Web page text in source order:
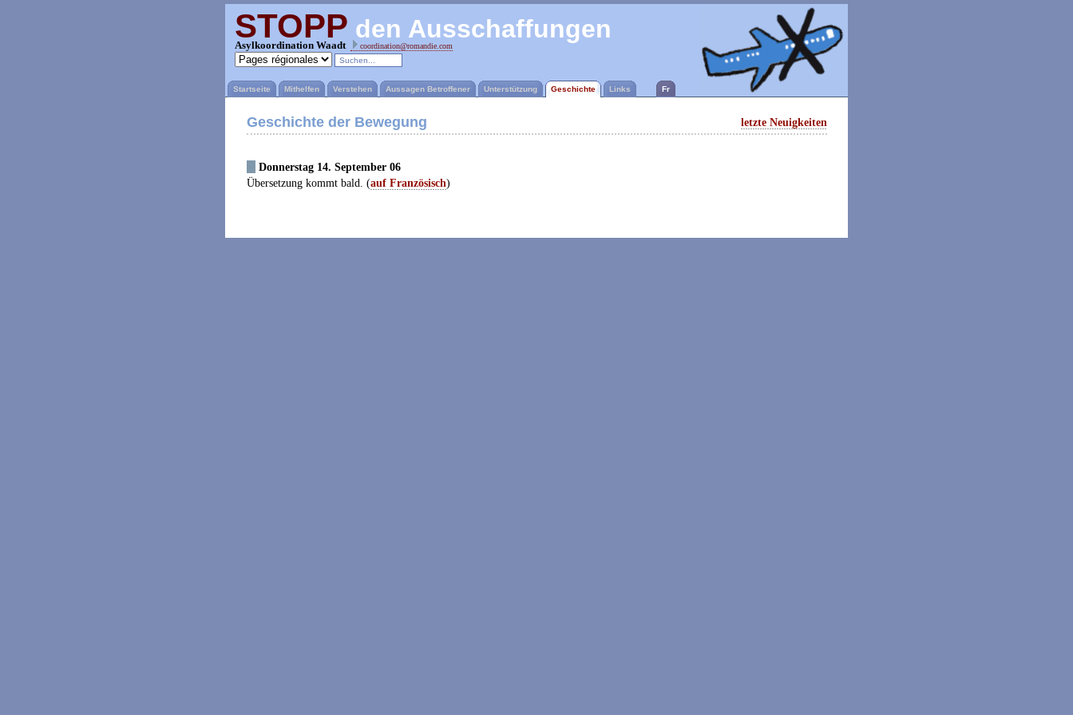
STOPP den Ausschaffungen
Asylkoordination Waadt coordination@romandie.com
Startseite Mithelfen Verstehen Aussagen Betroffener Unterstützung Geschichte Links Fr
letzte Neuigkeiten
Geschichte der Bewegung
Donnerstag 14. September 06
Übersetzung kommt bald. (auf Französisch)